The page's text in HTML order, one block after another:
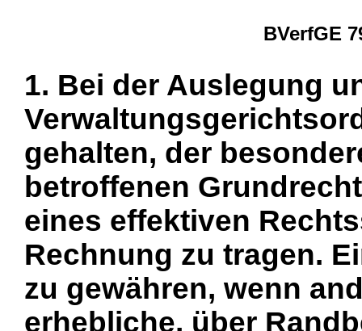
BVerfGE
1. Bei der Auslegung
gehalten, der
betroffenen
eines effektiven
Rechnung zu tragen.
zu gewähren, wenn
erhebliche, über